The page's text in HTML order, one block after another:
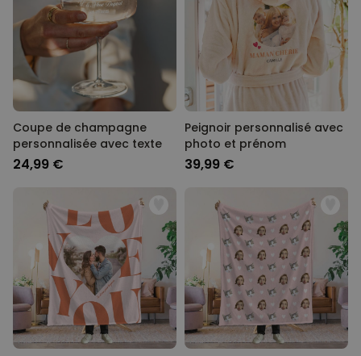
Coupe de champagne
personnalisée avec texte
24,99 €
Peignoir personnalisé avec
photo et prénom
39,99 €